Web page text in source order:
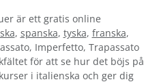
är ett gratis online
, spanska, tyska, franska,
Imperfetto, Trapassato
för att se hur det böjs på
i italienska och ger dig